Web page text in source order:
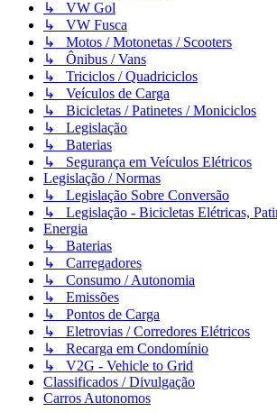
↳ VW Gol
↳ VW Fusca
↳ Motos / Motonetas / Scooters
↳ Ônibus / Vans
↳ Triciclos / Quadriciclos
↳ Veículos de Carga
↳ Bicicletas / Patinetes / Moniciclos
↳ Legislação
↳ Baterias
↳ Segurança em Veículos Elétricos
Legislação / Normas
↳ Legislação Sobre Conversão
↳ Legislação - Bicicletas Elétricas,
Energia
↳ Baterias
↳ Carregadores
↳ Consumo / Autonomia
↳ Emissões
↳ Pontos de Carga
↳ Eletrovias / Corredores Elétricos
↳ Recarga em Condomínio
↳ V2G - Vehicle to Grid
Classificados / Divulgação
Carros Autonomos